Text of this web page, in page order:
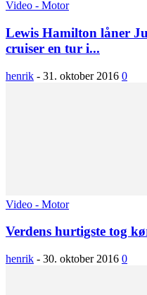
Video - Motor
Lewis Hamilton låner
cruiser en tur i...
henrik - 31. oktober 2016 0
Video - Motor
Verdens hurtigste tog
henrik - 30. oktober 2016 0